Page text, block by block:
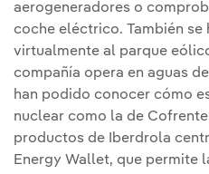
aerogeneradores o
coche eléctrico. También se
virtualmente al parque
compañía opera en aguas
han podido conocer cómo
nuclear como la de
productos de Iberdrola
Energy Wallet, que permite